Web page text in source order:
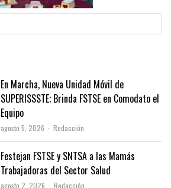
En Marcha, Nueva Unidad Móvil de
SUPERISSSTE; Brinda FSTSE en Comodato el
Equipo
agosto 5, 2026 Author
Redacción
Festejan FSTSE y SNTSA a las Mamás
Trabajadoras del Sector Salud
agosto 2, 2026 Author
Redacción